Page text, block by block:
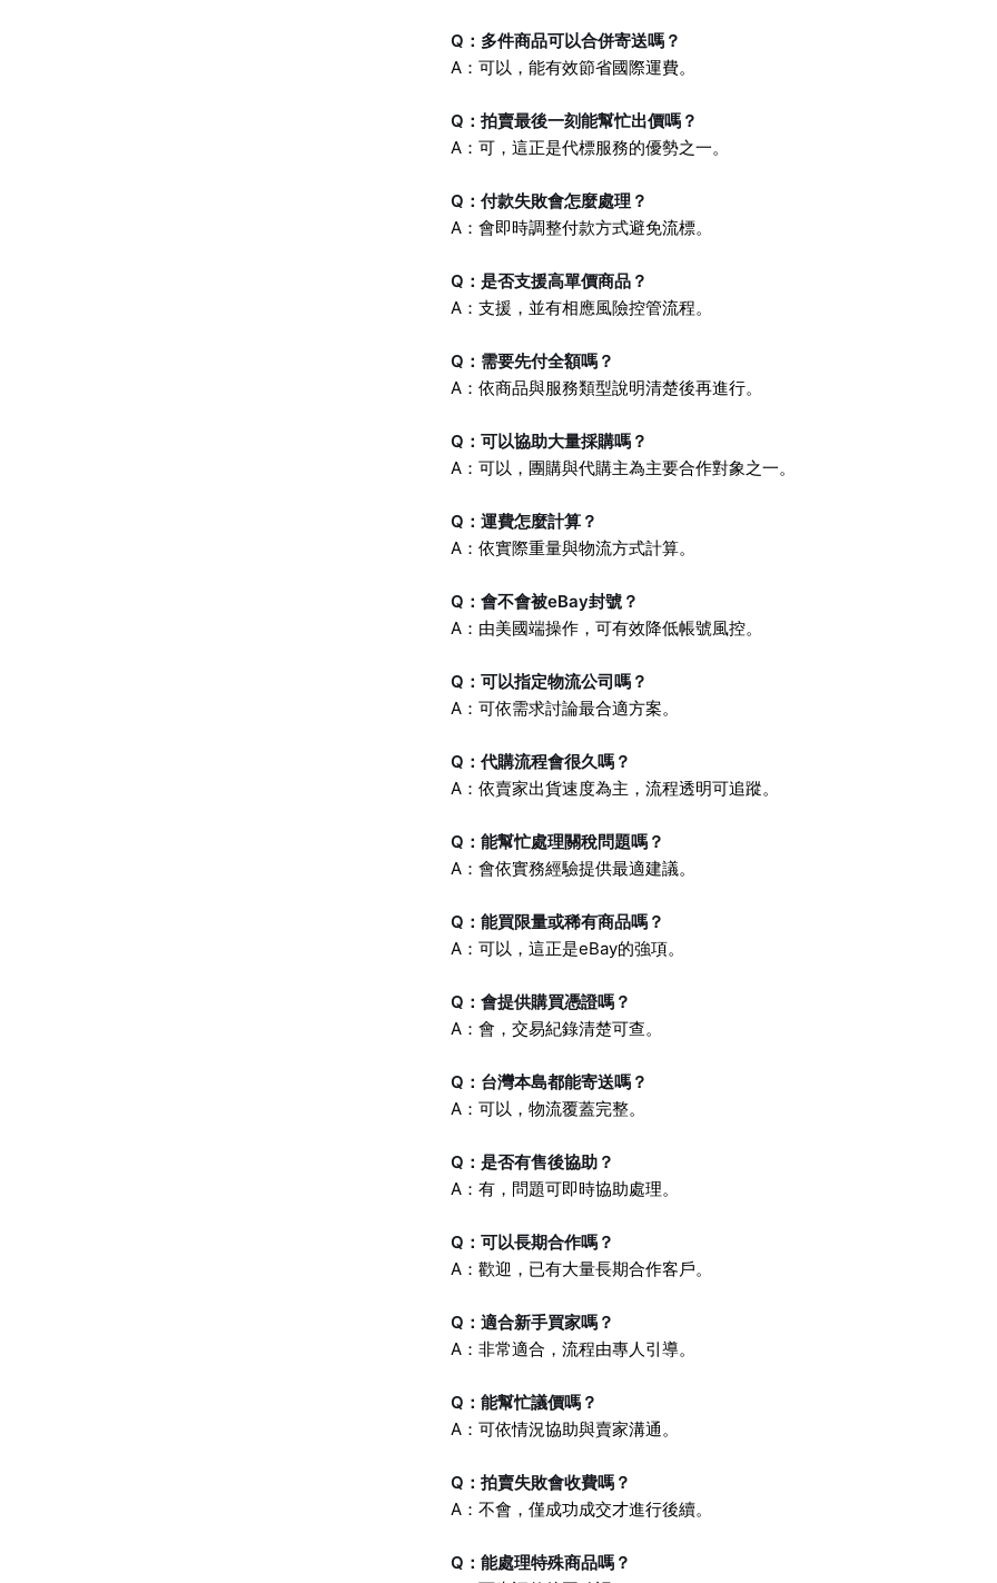
Q：多件商品可以合併寄送嗎？
A：可以，能有效節省國際運費。
Q：拍賣最後一刻能幫忙出價嗎？
A：可，這正是代標服務的優勢之一。
Q：付款失敗會怎麼處理？
A：會即時調整付款方式避免流標。
Q：是否支援高單價商品？
A：支援，並有相應風險控管流程。
Q：需要先付全額嗎？
A：依商品與服務類型說明清楚後再進行。
Q：可以協助大量採購嗎？
A：可以，團購與代購主為主要合作對象之一。
Q：運費怎麼計算？
A：依實際重量與物流方式計算。
Q：會不會被eBay封號？
A：由美國端操作，可有效降低帳號風控。
Q：可以指定物流公司嗎？
A：可依需求討論最合適方案。
Q：代購流程會很久嗎？
A：依賣家出貨速度為主，流程透明可追蹤。
Q：能幫忙處理關稅問題嗎？
A：會依實務經驗提供最適建議。
Q：能買限量或稀有商品嗎？
A：可以，這正是eBay的強項。
Q：會提供購買憑證嗎？
A：會，交易紀錄清楚可查。
Q：台灣本島都能寄送嗎？
A：可以，物流覆蓋完整。
Q：是否有售後協助？
A：有，問題可即時協助處理。
Q：可以長期合作嗎？
A：歡迎，已有大量長期合作客戶。
Q：適合新手買家嗎？
A：非常適合，流程由專人引導。
Q：能幫忙議價嗎？
A：可依情況協助與賣家溝通。
Q：拍賣失敗會收費嗎？
A：不會，僅成功成交才進行後續。
Q：能處理特殊商品嗎？